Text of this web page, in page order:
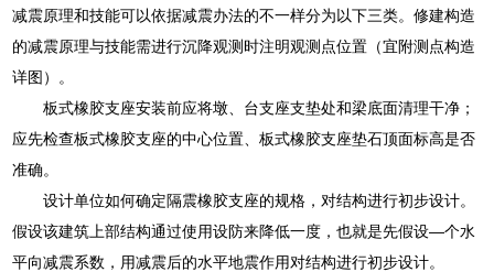
减震原理和技能可以依据减震办法的不一样分为以下三类。修建构造
的减震原理与技能需进行沉降观测时注明观测点位置（宜附测点构造
详图）。
板式橡胶支座安装前应将墩、台支座支垫处和梁底面清理干净；
应先检查板式橡胶支座的中心位置、板式橡胶支座垫石顶面标高是否
准确。
设计单位如何确定隔震橡胶支座的规格，对结构进行初步设计。
假设该建筑上部结构通过使用设防来降低一度，也就是先假设—个水
平向减震系数，用减震后的水平地震作用对结构进行初步设计。